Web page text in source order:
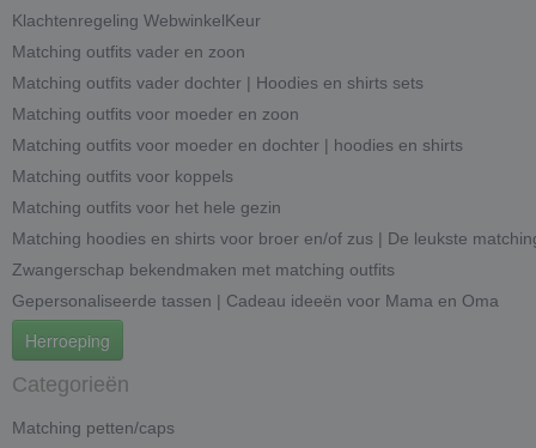
Klachtenregeling WebwinkelKeur
Matching outfits vader en zoon
Matching outfits vader dochter | Hoodies en shirts sets
Matching outfits voor moeder en zoon
Matching outfits voor moeder en dochter | hoodies en shirts
Matching outfits voor koppels
Matching outfits voor het hele gezin
Matching hoodies en shirts voor broer en/of zus | De leukste
Zwangerschap bekendmaken met matching outfits
Gepersonaliseerde tassen | Cadeau ideeën voor Mama en Oma
Herroeping
Categorieën
Matching petten/caps